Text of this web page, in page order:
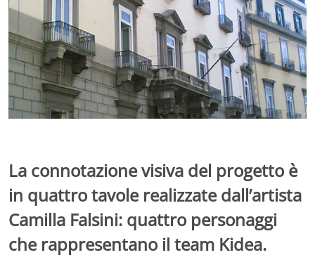
La connotazione visiva del progetto è
in quattro tavole realizzate dall’artista
Camilla Falsini: quattro personaggi
che rappresentano il team Kidea.